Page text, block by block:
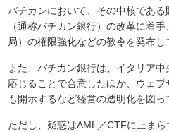
バチカンにおいて、その中核である
（通称バチカン銀行）の改革に着
局）の権限強化などの教令を発布し
また、バチカン銀行は、イタリア
応じることで合意したほか、ウェ
も開示するなど経営の透明化を図っ
ただし、疑惑はAML／CTFに止ま